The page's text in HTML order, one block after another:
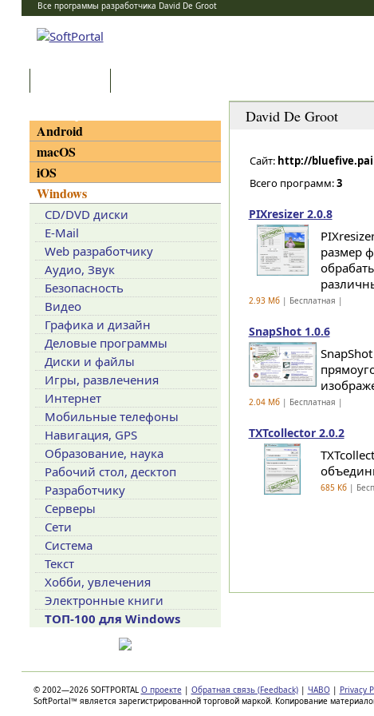
Все программы разработчика David De Groot
David De Groot
Сайт: http://
Всего программ:3
PIXresizer 2.0.8
размер
2.93 Мб| Бесплатная |
SnapShot 1.0.6
2.04 Мб| Бесплатная |
TXTcollector 2.0.2
685 Кб|
Android
macOS
iOS
Windows
CD/DVD диски
E-Mail
Web разработчику
Аудио, Звук
Безопасность
Видео
Графика и дизайн
Деловые программы
Диски и файлы
Игры, развлечения
Интернет
Мобильные телефоны
Навигация, GPS
Образование, наука
Рабочий стол, десктоп
Разработчику
Серверы
Сети
Система
Текст
Хобби, увлечения
Электронные книги
ТОП-100 для Windows
© 2002—2026 SOFTPORTAL О проекте | Обратная связь (Feedback) | ЧАВО | Privacy
SoftPortal™ является зарегистрированной торговой маркой. Копирование